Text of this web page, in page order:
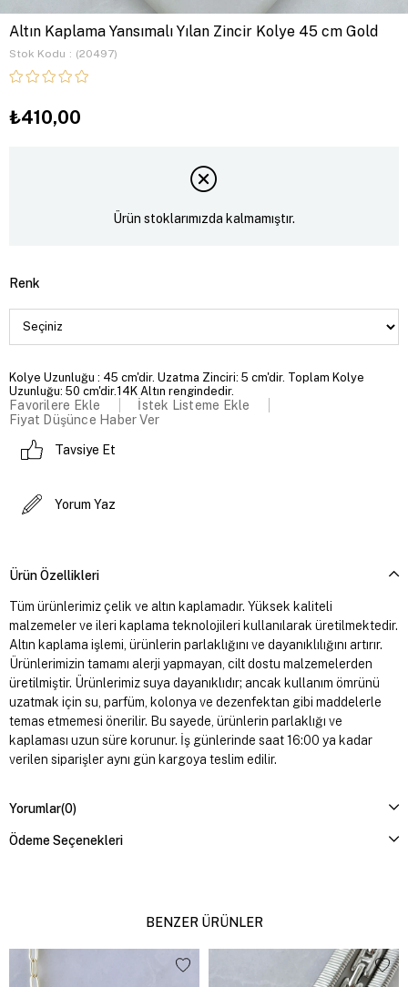
Altın Kaplama Yansımalı Yılan Zincir Kolye 45 cm Gold
Stok Kodu (20497)
₺410,00
Ürün stoklarımızda kalmamıştır.
Renk
Kolye Uzunluğu : 45 cm'dir. Uzatma Zinciri: 5 cm'dir. Toplam Kolye
Uzunluğu: 50 cm'dir.14K Altın rengindedir.
Favorilere Ekle
İstek Listeme Ekle
Fiyat Düşünce Haber Ver
Tavsiye Et
Yorum Yaz
Ürün Özellikleri
Tüm ürünlerimiz çelik ve altın kaplamadır. Yüksek kaliteli
malzemeler ve ileri kaplama teknolojileri kullanılarak üretilmektedir.
Altın kaplama işlemi, ürünlerin parlaklığını ve dayanıklılığını artırır.
Ürünlerimizin tamamı alerji yapmayan, cilt dostu malzemelerden
üretilmiştir. Ürünlerimiz suya dayanıklıdır; ancak kullanım ömrünü
uzatmak için su, parfüm, kolonya ve dezenfektan gibi maddelerle
temas etmemesi önerilir. Bu sayede, ürünlerin parlaklığı ve
kaplaması uzun süre korunur. İş günlerinde saat 16:00 ya kadar
verilen siparişler aynı gün kargoya teslim edilir.
Yorumlar(0)
Ödeme Seçenekleri
BENZER ÜRÜNLER